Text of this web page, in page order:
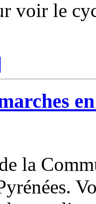
voir le
la